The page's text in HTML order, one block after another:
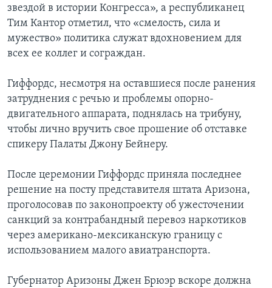
звездой в истории Конгресса», а республиканец
Тим Кантор отметил, что «смелость, сила и
мужество» политика служат вдохновением для
всех ее коллег и сограждан.
Гиффордс, несмотря на оставшиеся после ранения
затруднения с речью и проблемы опорно-
двигательного аппарата, поднялась на трибуну,
чтобы лично вручить свое прошение об отставке
спикеру Палаты Джону Бейнеру.
После церемонии Гиффордс приняла последнее
решение на посту представителя штата Аризона,
проголосовав по законопроекту об ужесточении
санкций за контрабандный перевоз наркотиков
через американо-мексиканскую границу с
использованием малого авиатранспорта.
Губернатор Аризоны Джен Брюэр вскоре должна